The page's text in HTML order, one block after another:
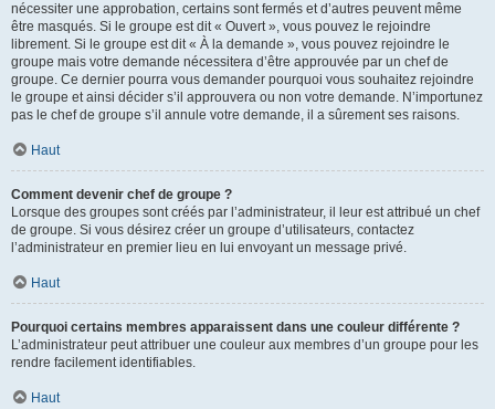
nécessiter une approbation, certains sont fermés et d’autres peuvent même
être masqués. Si le groupe est dit « Ouvert », vous pouvez le rejoindre
librement. Si le groupe est dit « À la demande », vous pouvez rejoindre le
groupe mais votre demande nécessitera d’être approuvée par un chef de
groupe. Ce dernier pourra vous demander pourquoi vous souhaitez rejoindre
le groupe et ainsi décider s’il approuvera ou non votre demande. N’importunez
pas le chef de groupe s’il annule votre demande, il a sûrement ses raisons.
Haut
Comment devenir chef de groupe ?
Lorsque des groupes sont créés par l’administrateur, il leur est attribué un chef
de groupe. Si vous désirez créer un groupe d’utilisateurs, contactez
l’administrateur en premier lieu en lui envoyant un message privé.
Haut
Pourquoi certains membres apparaissent dans une couleur différente ?
L’administrateur peut attribuer une couleur aux membres d’un groupe pour les
rendre facilement identifiables.
Haut